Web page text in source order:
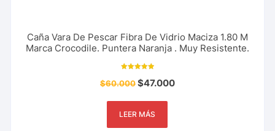
Caña Vara De Pescar Fibra De Vidrio Maciza 1.80 M
Marca Crocodile. Puntera Naranja . Muy Resistente.
5.00
de 5
$60.000$47.000
LEER MÁS